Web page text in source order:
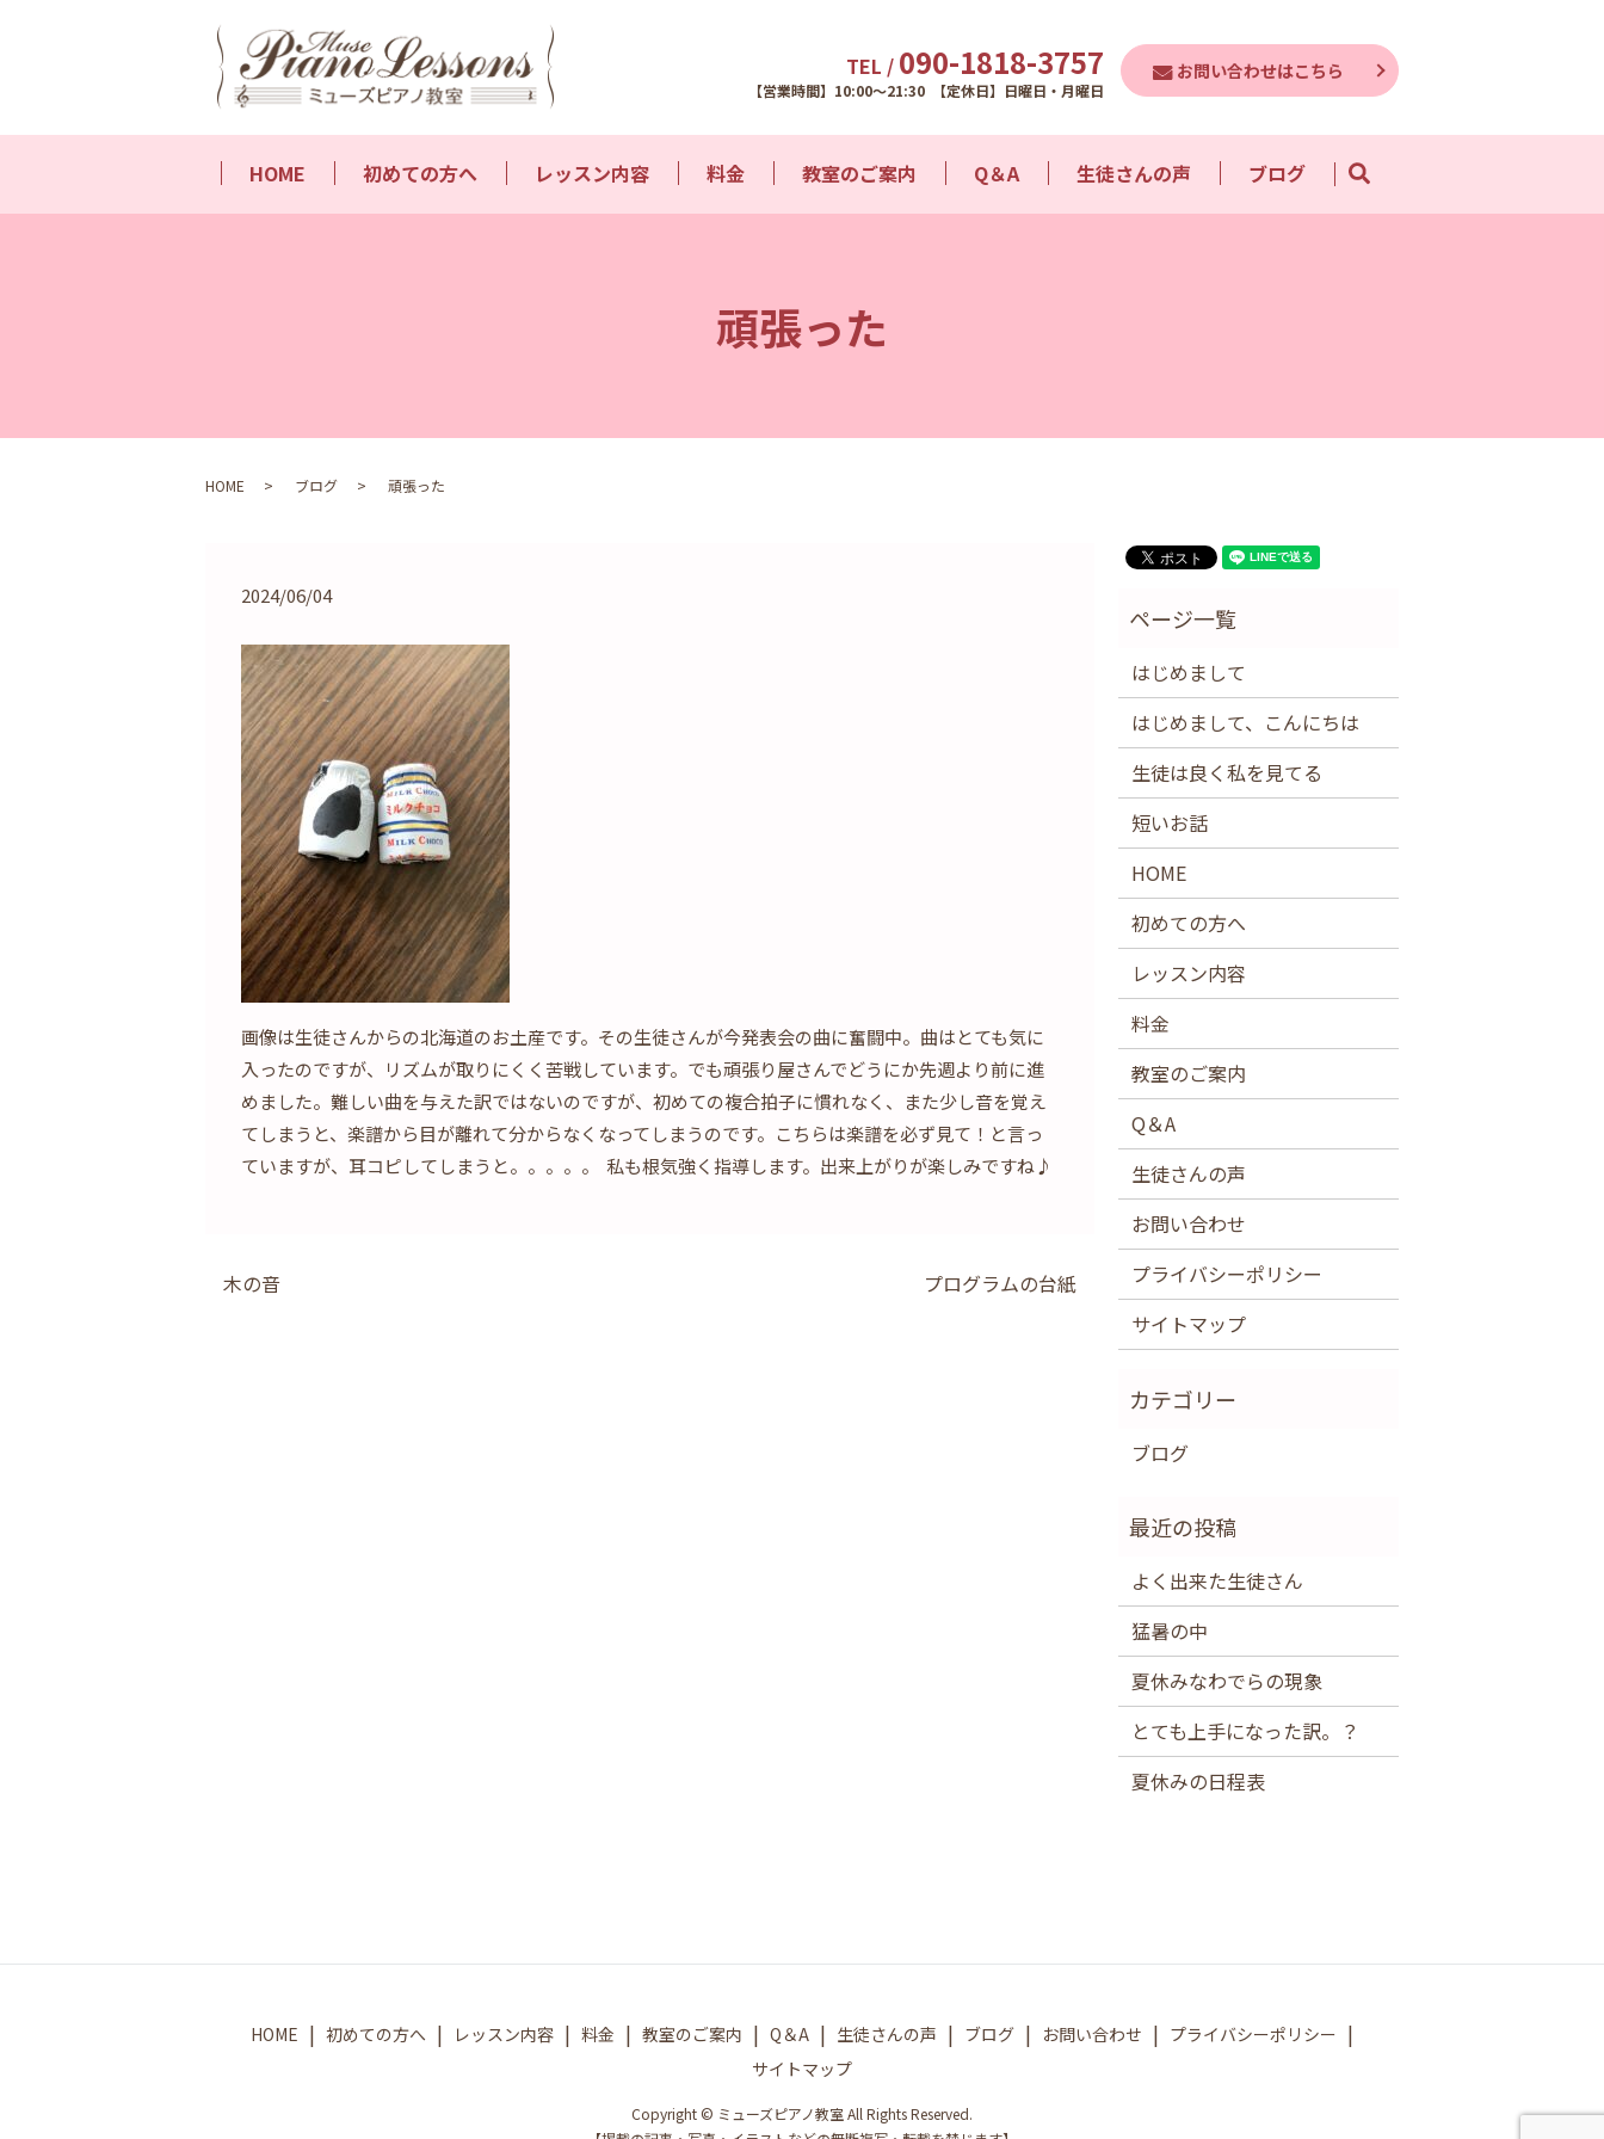
HOME 初めての方へ レッスン内容 料金 教室のご案内 Q＆A 生徒さんの声 ブログ search
TEL / 090-1818-3757
【営業時間】10:00～21:30 【定休日】日曜日・月曜日
お問い合わせはこちら
頑張った
HOME ブログ 頑張った
2024/06/04
画像は生徒さんからの北海道のお土産です。その生徒さんが今発表会の曲に奮闘中。曲はとても気に
入ったのですが、リズムが取りにくく苦戦しています。でも頑張り屋さんでどうにか先週より前に進
めました。難しい曲を与えた訳ではないのですが、初めての複合拍子に慣れなく、また少し音を覚え
てしまうと、楽譜から目が離れて分からなくなってしまうのです。こちらは楽譜を必ず見て！と言っ
ていますが、耳コピしてしまうと。。。。。 私も根気強く指導します。出来上がりが楽しみですね♪
木の音 プログラムの台紙
はじめまして
はじめまして、こんにちは
生徒は良く私を見てる
短いお話
HOME
初めての方へ
レッスン内容
料金
教室のご案内
Q＆A
生徒さんの声
お問い合わせ
プライバシーポリシー
サイトマップ
ブログ
よく出来た生徒さん
猛暑の中
夏休みなわでらの現象
とても上手になった訳。？
夏休みの日程表
HOME 初めての方へ レッスン内容 料金 教室のご案内 Q＆A 生徒さんの声 ブログ お問い合わせ
プライバシーポリシー
サイトマップ
Copyright © ミューズピアノ教室 All Rights Reserved.